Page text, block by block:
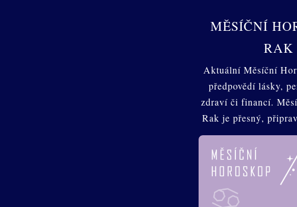
MĚSÍČNÍ
RAK
Aktuální Měsíční
předpovědí lásky,
zdraví či financí.
Rak je přesný,